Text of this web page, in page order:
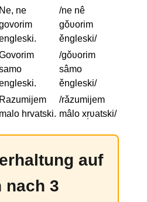
Ne, ne
/ne nê
ɡǒʋorim
ěngleski/
/ɡǒʋorim
sâmo
ěngleski/
Razumijem
malo hrvatski.
/rǎzumijem
mâlo xr̩ʋatski/
auf
nach 3